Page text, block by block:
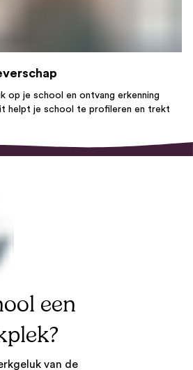
op je school en ontvang erkenning
helpt je school te profileren en trekt
een
van de